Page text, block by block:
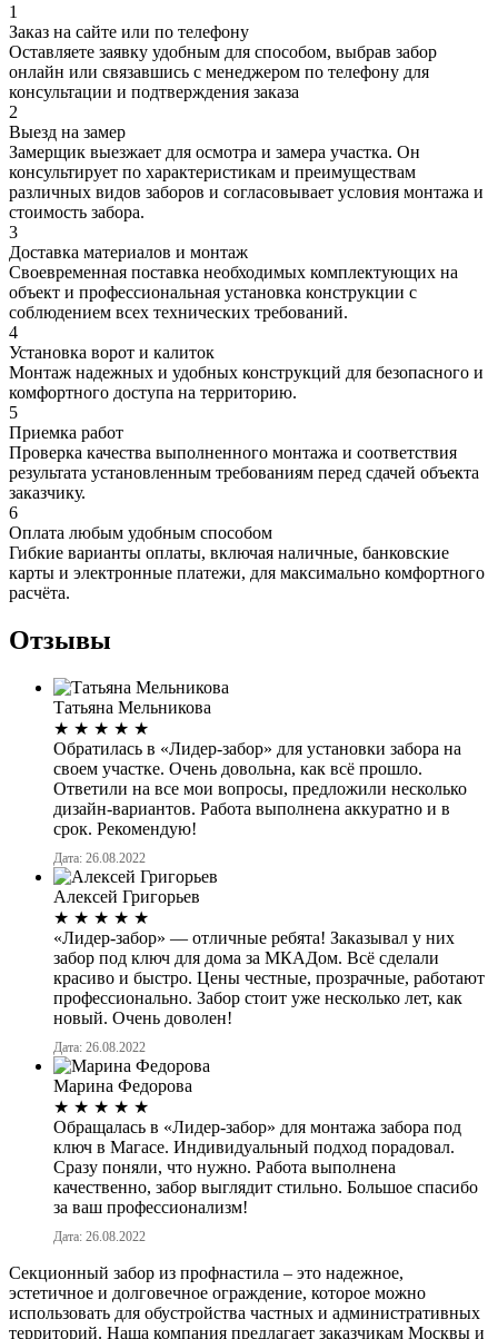
1
Заказ на сайте или по телефону
Оставляете заявку удобным для способом, выбрав забор
онлайн или связавшись с менеджером по телефону для
консультации и подтверждения заказа
2
Выезд на замер
Замерщик выезжает для осмотра и замера участка. Он
консультирует по характеристикам и преимуществам
различных видов заборов и согласовывает условия монтажа и
стоимость забора.
3
Доставка материалов и монтаж
Своевременная поставка необходимых комплектующих на
объект и профессиональная установка конструкции с
соблюдением всех технических требований.
4
Установка ворот и калиток
Монтаж надежных и удобных конструкций для безопасного и
комфортного доступа на территорию.
5
Приемка работ
Проверка качества выполненного монтажа и соответствия
результата установленным требованиям перед сдачей объекта
заказчику.
6
Оплата любым удобным способом
Гибкие варианты оплаты, включая наличные, банковские
карты и электронные платежи, для максимально комфортного
расчёта.
Отзывы
Татьяна Мельникова
★ ★ ★ ★ ★
Обратилась в «Лидер-забор» для установки забора на
своем участке. Очень довольна, как всё прошло.
Ответили на все мои вопросы, предложили несколько
дизайн-вариантов. Работа выполнена аккуратно и в
срок. Рекомендую!
Дата: 26.08.2022
Алексей Григорьев
★ ★ ★ ★ ★
«Лидер-забор» — отличные ребята! Заказывал у них
забор под ключ для дома за МКАДом. Всё сделали
красиво и быстро. Цены честные, прозрачные, работают
профессионально. Забор стоит уже несколько лет, как
новый. Очень доволен!
Дата: 26.08.2022
Марина Федорова
★ ★ ★ ★ ★
Обращалась в «Лидер-забор» для монтажа забора под
ключ в Магасе. Индивидуальный подход порадовал.
Сразу поняли, что нужно. Работа выполнена
качественно, забор выглядит стильно. Большое спасибо
за ваш профессионализм!
Дата: 26.08.2022
Секционный забор из профнастила – это надежное,
эстетичное и долговечное ограждение, которое можно
использовать для обустройства частных и административных
территорий. Наша компания предлагает заказчикам Москвы и